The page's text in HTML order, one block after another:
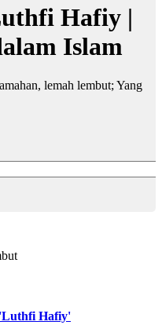
Hafiy |
Islam
lemah lembut; Yang
Hafiy'